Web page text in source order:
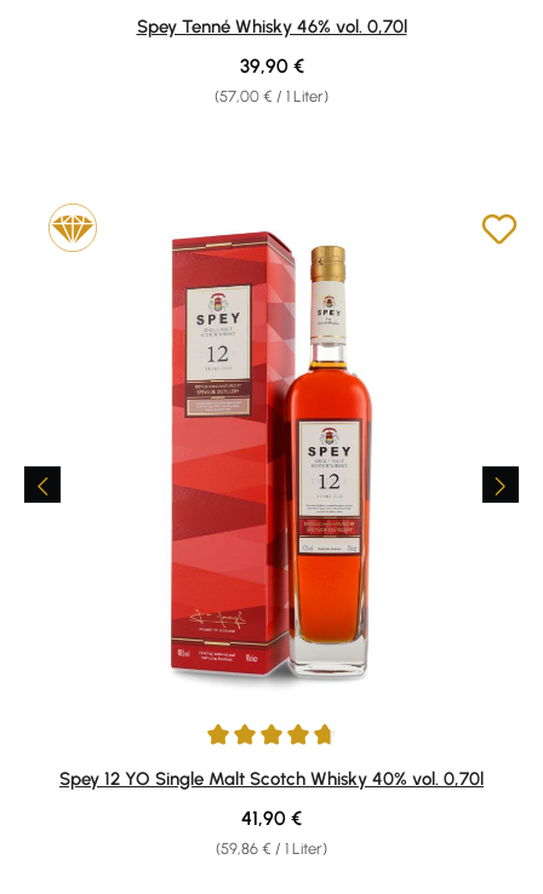
Durchschnittliche Bewertung von 4.87 von 5 Sternen
Spey Tenné Whisky 46% vol. 0,70l
(57,00 € / 1 Liter)
Regulärer Preis:
39,90 €
Durchschnittliche Bewertung von 4.75 von 5 Sternen
Spey 12 YO Single Malt Scotch Whisky 40% vol. 0,70l
(59,86 € / 1 Liter)
Regulärer Preis:
41,90 €